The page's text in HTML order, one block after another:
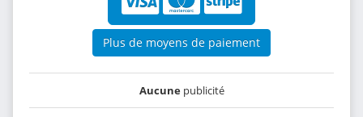
Plus de moyens de paiement
Aucunepublicité